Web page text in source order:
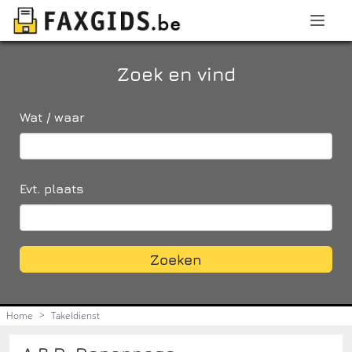
Zoek en vind
Wat / waar
Evt. plaats
Zoeken
Home > Takeldienst